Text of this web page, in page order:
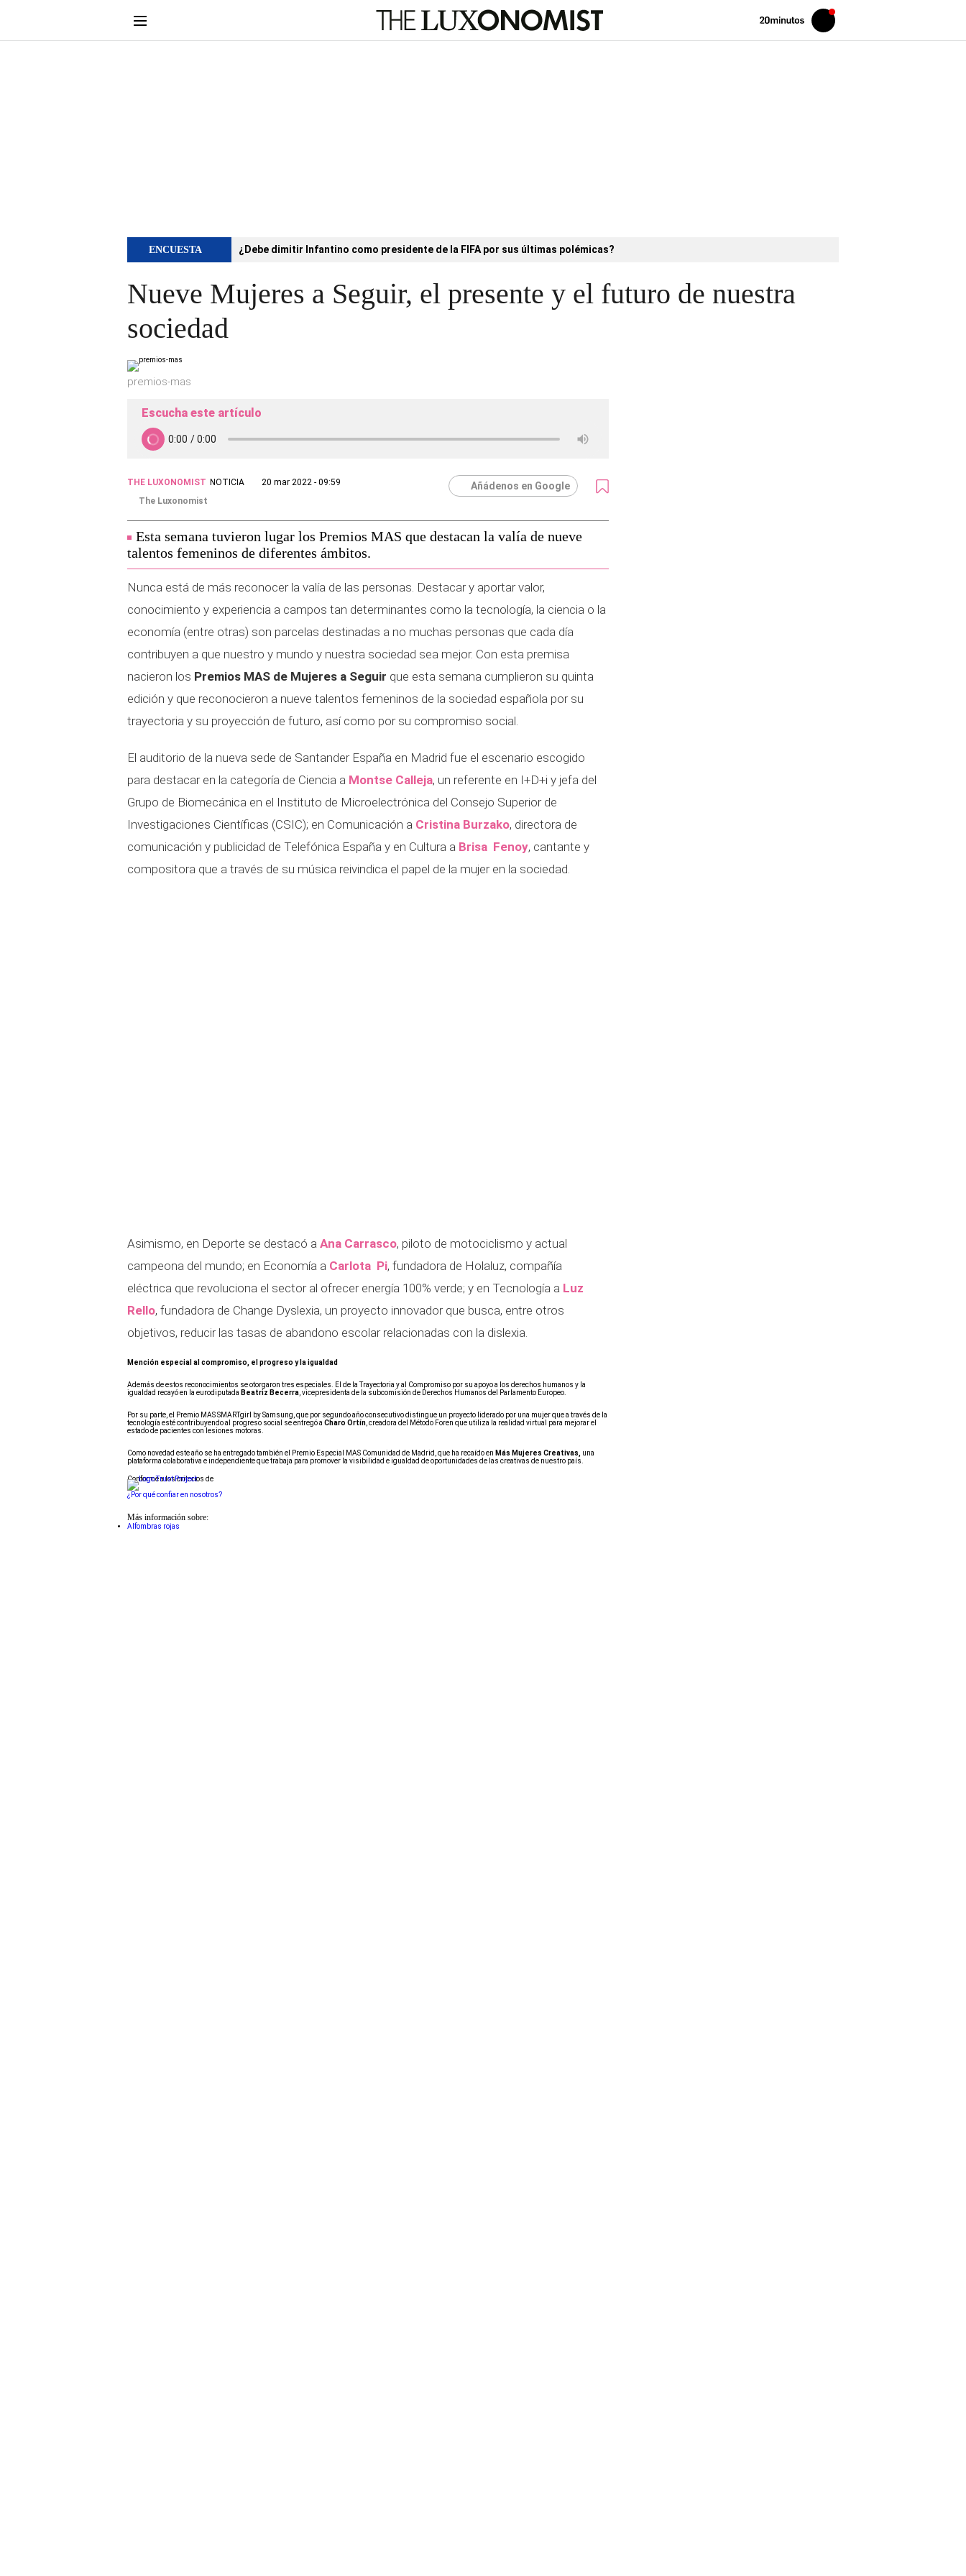
Volver
Iniciar
sesión
ENCUESTA ¿Debe dimitir Infantino como presidente de la FIFA por sus últimas polémicas?
Nueve Mujeres a Seguir, el presente y el futuro de nuestra
sociedad
premios-mas
Escucha este artículo
THE LUXONOMIST NOTICIA
20 mar 2022 - 09:59
The Luxonomist
Añádenos en Google
Esta semana tuvieron lugar los Premios MAS que destacan la valía de nueve
talentos femeninos de diferentes ámbitos.
Nunca está de más reconocer la valía de las personas. Destacar y aportar valor,
conocimiento y experiencia a campos tan determinantes como la tecnología, la ciencia o la
economía (entre otras) son parcelas destinadas a no muchas personas que cada día
contribuyen a que nuestro y mundo y nuestra sociedad sea mejor. Con esta premisa
nacieron los Premios MAS de Mujeres a Seguir que esta semana cumplieron su quinta
edición y que reconocieron a nueve talentos femeninos de la sociedad española por su
trayectoria y su proyección de futuro, así como por su compromiso social.
El auditorio de la nueva sede de Santander España en Madrid fue el escenario escogido
para destacar en la categoría de Ciencia a Montse Calleja, un referente en I+D+i y jefa del
Grupo de Biomecánica en el Instituto de Microelectrónica del Consejo Superior de
Investigaciones Científicas (CSIC); en Comunicación a Cristina Burzako, directora de
comunicación y publicidad de Telefónica España y en Cultura a Brisa Fenoy, cantante y
compositora que a través de su música reivindica el papel de la mujer en la sociedad.
Asimismo, en Deporte se destacó a Ana Carrasco, piloto de motociclismo y actual
campeona del mundo; en Economía a Carlota Pi, fundadora de Holaluz, compañía
eléctrica que revoluciona el sector al ofrecer energía 100% verde; y en Tecnología a Luz
Rello, fundadora de Change Dyslexia, un proyecto innovador que busca, entre otros
objetivos, reducir las tasas de abandono escolar relacionadas con la dislexia.
Mención especial al compromiso, el progreso y la igualdad
Además de estos reconocimientos se otorgaron tres especiales. El de la Trayectoria y al Compromiso por su apoyo a los derechos humanos y la
igualdad recayó en la eurodiputada Beatriz Becerra , vicepresidenta de la subcomisión de Derechos Humanos del Parlamento Europeo.
Por su parte, el Premio MAS SMARTgirl by Samsung, que por segundo año consecutivo distingue un proyecto liderado por una mujer que a través de la
tecnología esté contribuyendo al progreso social se entregó a Charo Ortín , creadora del Método Foren que utiliza la realidad virtual para mejorar el
estado de pacientes con lesiones motoras.
Como novedad este año se ha entregado también el Premio Especial MAS Comunidad de Madrid, que ha recaído en Más Mujeres Creativas,
una
plataforma colaborativa e independiente que trabaja para promover la visibilidad e igualdad de oportunidades de las creativas de nuestro país.
Conforme a los criterios de
¿Por qué confiar en nosotros?
Más información sobre:
Alfombras rojas